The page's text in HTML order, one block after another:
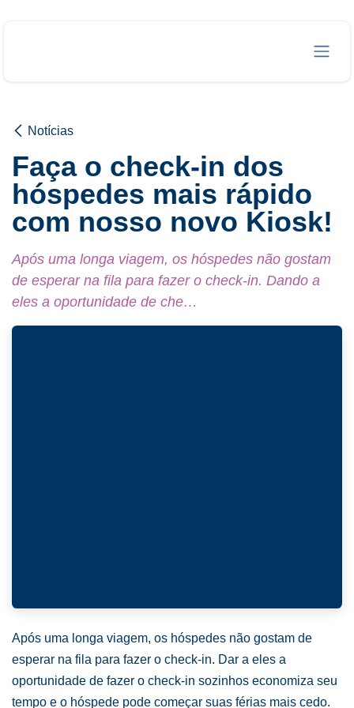
Notícias
Faça o check-in dos
hóspedes mais rápido
com nosso novo Kiosk!
Após uma longa viagem, os hóspedes não gostam
de esperar na fila para fazer o check-in. Dando a
eles a oportunidade de che…
Após uma longa viagem, os hóspedes não gostam de
esperar na fila para fazer o check-in. Dar a eles a
oportunidade de fazer o check-in sozinhos economiza seu
tempo e o hóspede pode começar suas férias mais cedo.